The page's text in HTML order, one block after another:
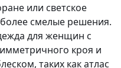
или светское
смелые решения.
для женщин с
кроя и
таких как атлас